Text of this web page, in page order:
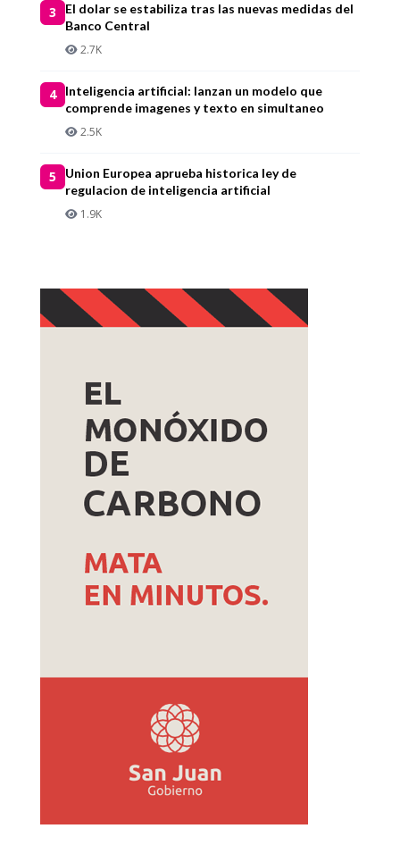
3
El dolar se estabiliza tras las nuevas medidas del
Banco Central
2.7K
4
Inteligencia artificial: lanzan un modelo que
comprende imagenes y texto en simultaneo
2.5K
5
Union Europea aprueba historica ley de
regulacion de inteligencia artificial
1.9K